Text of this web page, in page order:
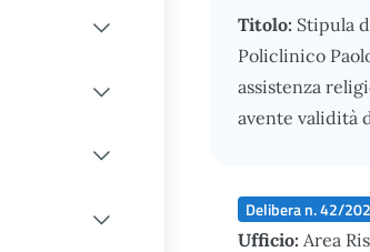
Titolo: Stipula
Policlinico
assistenza
avente validità
Delibera n. 42/
Ufficio: Area